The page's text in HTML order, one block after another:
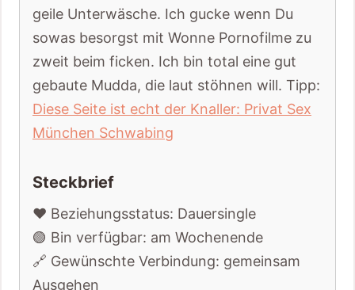
geile Unterwäsche. Ich gucke wenn Du
sowas besorgst mit Wonne Pornofilme zu
zweit beim ficken. Ich bin total eine gut
gebaute Mudda, die laut stöhnen will. Tipp:
Diese Seite ist echt der Knaller: Privat Sex
München Schwabing
Steckbrief
❤️ Beziehungsstatus: Dauersingle
🟢 Bin verfügbar: am Wochenende
🔗 Gewünschte Verbindung: gemeinsam
Ausgehen